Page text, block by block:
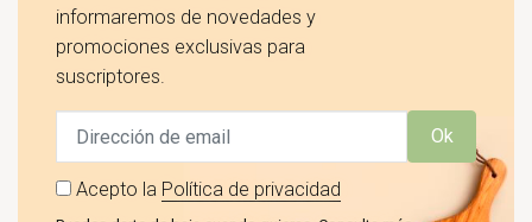
informaremos de novedades y
promociones exclusivas para
suscriptores.
Ok
Acepto la Política de privacidad